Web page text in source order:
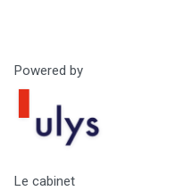
Powered by
Le cabinet